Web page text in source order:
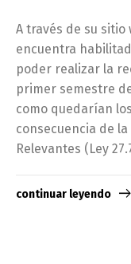
A través de su sitio
encuentra
poder realizar la
primer semestre
como quedarían
consecuencia de
Relevantes (Ley
continuar leyendo